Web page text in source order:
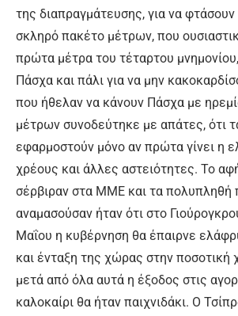
της διαπραγμάτευσης, για να
σκληρό πακέτο μέτρων, που
πρώτα μέτρα του τέταρτου
Πάσχα και πάλι για να μην
που ήθελαν να κάνουν Πάσχα με
μέτρων συνοδεύτηκε με απάτες, ότι
εφαρμοστούν μόνο αν πρώτα γίνει η
χρέους και άλλες αστειότητες. Το
σέρβιραν στα ΜΜΕ και τα πολυπληθή
αναμασούσαν ήταν ότι στο
Μαΐου η κυβέρνηση θα έπαιρνε
και ένταξη της χώρας στην ποσοτική
μετά από όλα αυτά η έξοδος στις
καλοκαίρι θα ήταν παιχνιδάκι. Ο